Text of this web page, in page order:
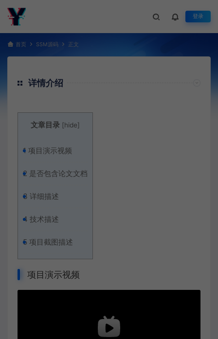
登录
首页 SSM源码 正文
详情介绍
文章目录 [hide]
1 项目演示视频
2 是否包含论文文档
3 详细描述
4 技术描述
5 项目截图描述
项目演示视频